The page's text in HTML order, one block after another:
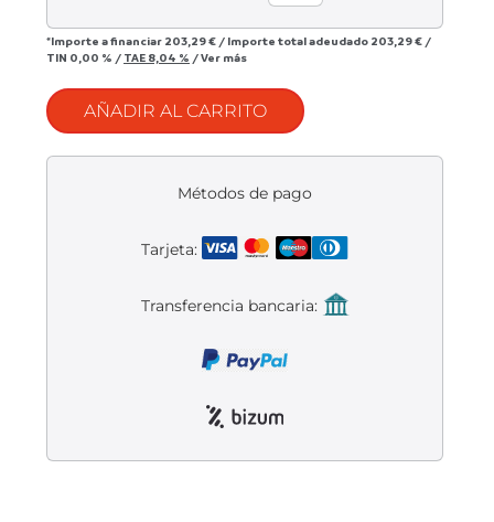
Mantenimiento de bicicletas
*Importe a financiar 203,29 € / Importe total adeudado 203,29 € /
TIN 0,00 % / TAE 8,04 % /Ver más
AÑADIR AL CARRITO
Métodos de pago
Tarjeta:
Transferencia bancaria: